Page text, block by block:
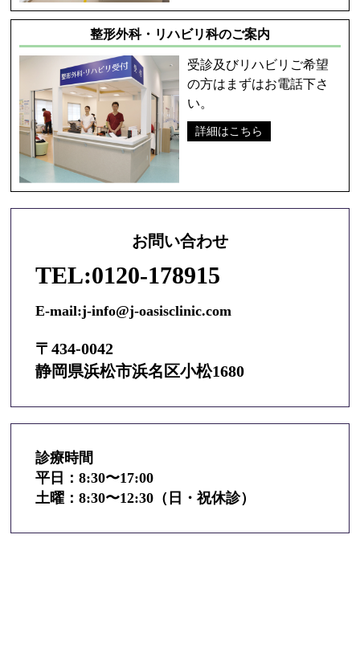
整形外科・リハビリ科のご案内
受診及びリハビリご希望
の方はまずはお電話下さ
い。
詳細はこちら
お問い合わせ
TEL:0120-178915
E-mail:j-info@j-oasisclinic.com
〒434-0042
静岡県浜松市浜名区小松1680
診療時間
平日：8:30〜17:00
土曜：8:30〜12:30（日・祝休診）